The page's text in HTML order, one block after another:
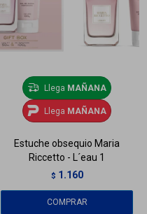
Llega MAÑANA
Llega MAÑANA
Estuche obsequio Maria
Riccetto - L´eau 1
$ 1.160